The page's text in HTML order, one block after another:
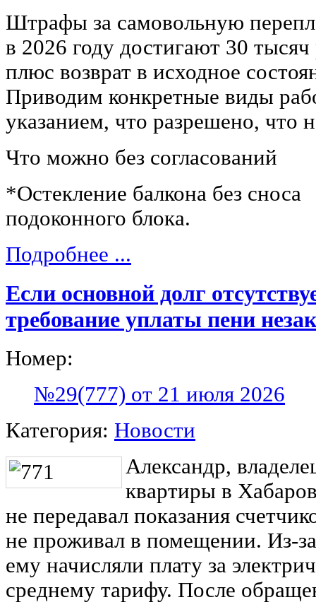
Штрафы за самовольную
в 2026 году достигают 30 тысяч
плюс возврат в исходное
Приводим конкретные виды
указанием, что разрешено, что
Что можно без согласований
*Остекление балкона без сноса
подоконного блока.
Подробнее ...
Если основной долг
требование уплаты пени
Номер:
№29(777) от 21 июля 2026
Категория: Новости
Александр,
квартиры в
не передавал показания
не проживал в помещении. Из-
ему начисляли плату за
среднему тарифу. После